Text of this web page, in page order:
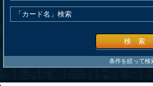
検 索
条件を絞って検